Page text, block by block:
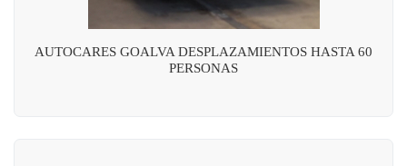
AUTOCARES GOALVA DESPLAZAMIENTOS HASTA 60
PERSONAS